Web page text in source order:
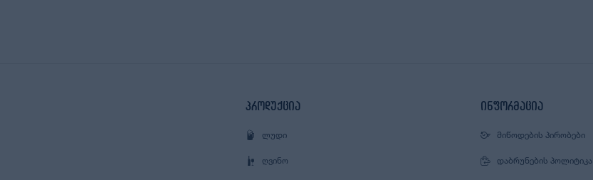
პროდუქცია
ᲚᲣᲓᲘ
ᲦᲕᲘᲜᲝ
ინფორმაცია
ᲛᲘᲬᲝᲓᲔᲑᲘᲡ ᲞᲘᲠᲝᲑᲔᲑᲘ
ᲓᲐᲑᲠᲣᲜᲔᲑᲘᲡ ᲞᲝᲚᲘᲢᲘᲙᲐ